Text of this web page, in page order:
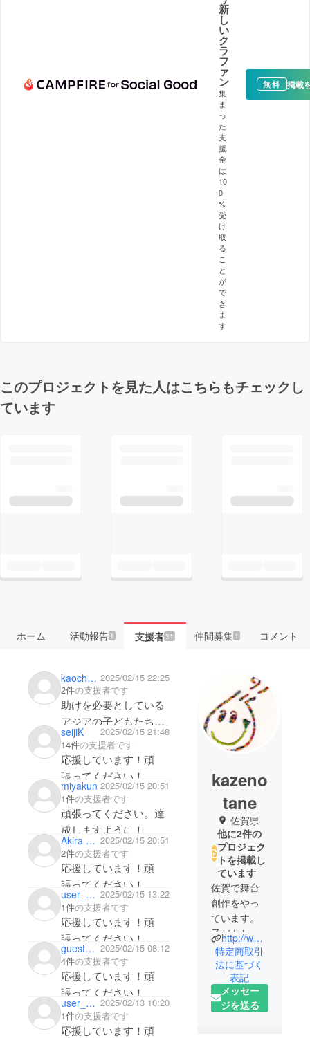
新
し
い
ク
ラ
フ
ァ
ン
集
ま
っ
た
支
援
金
は
10
0
%
受
け
取
る
こ
と
が
で
き
ま
す
無料 掲載
このプロジェクトを見た人はこちらもチェックし
ています
ホーム 活動報告1 支援者31 仲間募集 1 コメント
kaochan39 2025/02/15 22:25
2件の支援者です
助けを必要としている
アジアの子どもたちの
ための支援活動、応援
しています！
seijiK
2025/02/15 21:48
14件の支援者です
応援しています！頑
張ってください！
miyakun 2025/02/15 20:51
1件の支援者です
頑張ってください。達
成しますように！
Akira Nakagawara 2025/02/15 20:51
2件の支援者です
応援しています！頑
張ってください！
user_d62729e4cc64 2025/02/15 13:22
1件の支援者です
応援しています！頑
張ってください！
guest53dec4cf1634 2025/02/15 08:12
4件の支援者です
応援しています！頑
張ってください！
user_e2e1e8dd8584 2025/02/13 10:20
1件の支援者です
応援しています！頑
kazeno
tane
佐賀県
他に2件の
プロジェク
トを掲載し
ています
佐賀で舞台
創作をやっ
ています。
子どもたち
と作品など
創作するの
が好きで、
特に音楽の
あるミュー
http://www.kazenotane.com
特定商取引
法に基づく
表記
メッセー
ジを送る